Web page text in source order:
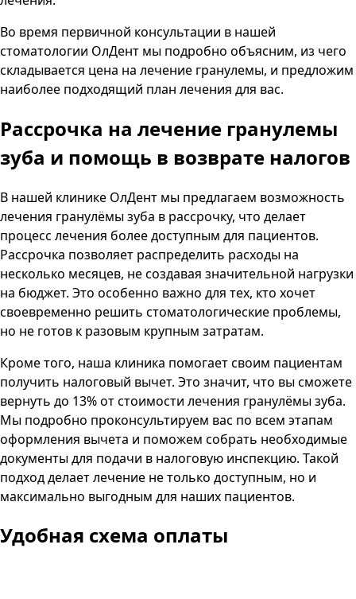
Во время первичной консультации в нашей
стоматологии ОлДент мы подробно объясним, из чего
складывается цена на лечение гранулемы, и предложим
наиболее подходящий план лечения для вас.
Рассрочка на лечение гранулемы
зуба и помощь в возврате налогов
В нашей клинике ОлДент мы предлагаем возможность
лечения гранулёмы зуба в рассрочку, что делает
процесс лечения более доступным для пациентов.
Рассрочка позволяет распределить расходы на
несколько месяцев, не создавая значительной нагрузки
на бюджет. Это особенно важно для тех, кто хочет
своевременно решить стоматологические проблемы,
но не готов к разовым крупным затратам.
Кроме того, наша клиника помогает своим пациентам
получить налоговый вычет. Это значит, что вы сможете
вернуть до 13% от стоимости лечения гранулёмы зуба.
Мы подробно проконсультируем вас по всем этапам
оформления вычета и поможем собрать необходимые
документы для подачи в налоговую инспекцию. Такой
подход делает лечение не только доступным, но и
максимально выгодным для наших пациентов.
Удобная схема оплаты